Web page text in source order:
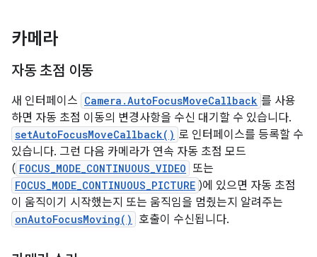
카메라
자동 초점 이동
새 인터페이스 Camera.AutoFocusMoveCallback 를 사용
하면 자동 초점 이동의 변경사항을 수신 대기할 수 있습니다.
setAutoFocusMoveCallback() 로 인터페이스를 등록할 수
있습니다. 그런 다음 카메라가 연속 자동 초점 모드
( FOCUS_MODE_CONTINUOUS_VIDEO 또는
FOCUS_MODE_CONTINUOUS_PICTURE )에 있으면 자동 초점
이 움직이기 시작했는지 또는 움직임을 멈췄는지 알려주는
onAutoFocusMoving() 호출이 수신됩니다.